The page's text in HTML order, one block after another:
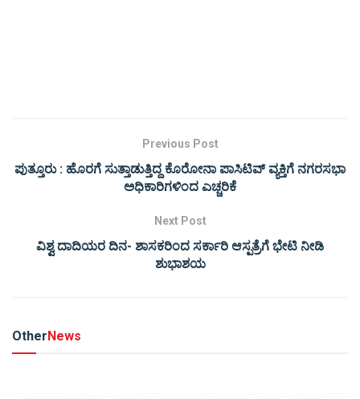
Previous Post
ಪುತ್ತೂರು : ಹೊರಗೆ ಸುತ್ತಾಡುತ್ತಿದ್ದ ಕೊರೋನಾ ಪಾಸಿಟಿವ್ ವ್ಯಕ್ತಿಗೆ ನಗರಸಭಾ
ಅಧಿಕಾರಿಗಳಿಂದ ಎಚ್ಚರಿಕೆ
Next Post
ವಿಶ್ವ ದಾದಿಯರ ದಿನ- ಶಾಸಕರಿಂದ ಸರ್ಕಾರಿ ಆಸ್ಪತ್ರೆಗೆ ಭೇಟಿ ನೀಡಿ
ಶುಭಾಶಯ
OtherNews